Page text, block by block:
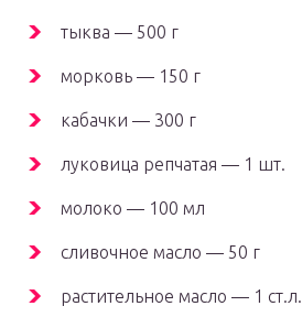
тыква — 500 г
морковь — 150 г
кабачки — 300 г
луковица репчатая — 1 шт.
молоко — 100 мл
сливочное масло — 50 г
растительное масло — 1 ст.л.